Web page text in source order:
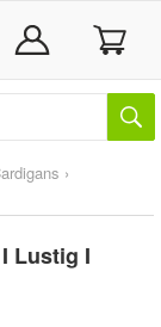
›
Lustig I